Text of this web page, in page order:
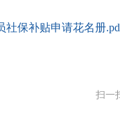
社保补贴申请花名册
扫一